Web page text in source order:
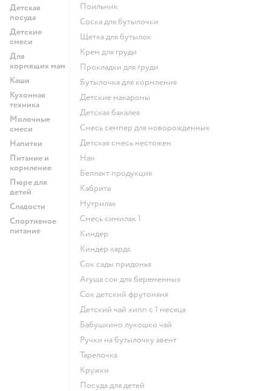
Детская
посуда
Детские
смеси
Для
кормящих мам
Каши
Кухонная
техника
Молочные
смеси
Напитки
Питание и
кормление
Пюре для
детей
Сладости
Спортивное
питание
поильник
соска для бутылочки
щетка для бутылок
крем для груди
прокладки для груди
бутылочка для кормления
детские макароны
детская бакалея
смесь семпер для новорожденных
детская смесь нестожен
нан
беллакт продукция
кабрита
нутрилак
смесь симилак 1
киндер
киндер кардс
сок сады придонья
агуша сок для беременных
сок детский фрутоняня
детский чай хипп с 1 месяца
бабушкино лукошко чай
ручки на бутылочку авент
тарелочка
кружки
посуда для детей